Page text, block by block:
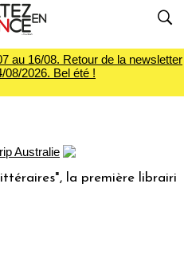
au 16/08. Retour de la newsletter
08/2026. Bel été !
la première librairie du